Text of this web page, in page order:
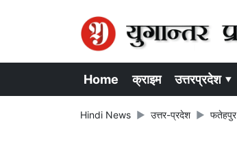
Home क्राइम उत्तरप्रदेश ▾
Hindi News उत्तर-प्रदेश फतेहपुर